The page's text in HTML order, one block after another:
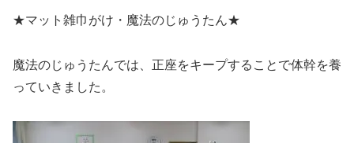
★マット雑巾がけ・魔法のじゅうたん★
魔法のじゅうたんでは、正座をキープすることで体幹を養
っていきました。